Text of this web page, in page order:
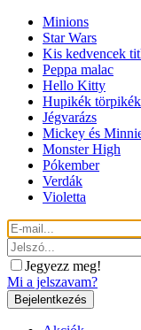
Minions
Star Wars
Kis kedvencek
Peppa malac
Hello Kitty
Hupikék törpikék
Jégvarázs
Mickey és
Monster High
Pókember
Verdák
Violetta
Jegyezz meg!
Mi a jelszavam?